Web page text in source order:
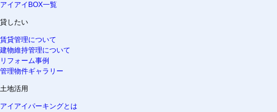
アイアイBOX一覧
貸したい
賃貸管理について
建物維持管理について
リフォーム事例
管理物件ギャラリー
土地活用
アイアイパーキングとは